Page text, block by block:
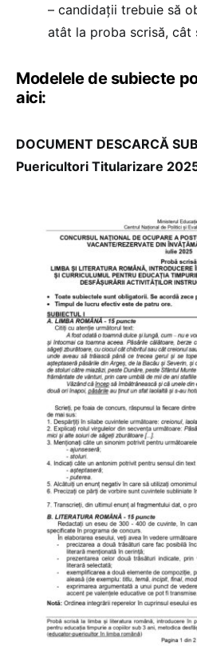
– candidații trebuie să
atât la proba scrisă, cât
Modelele de subiecte
aici:
DOCUMENT DESCARCĂ
Puericultori Titularizare